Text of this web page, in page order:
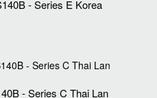
- Series E Korea
- Series C Thai Lan